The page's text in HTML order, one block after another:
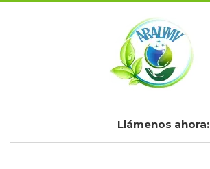
Llámenos ahora: